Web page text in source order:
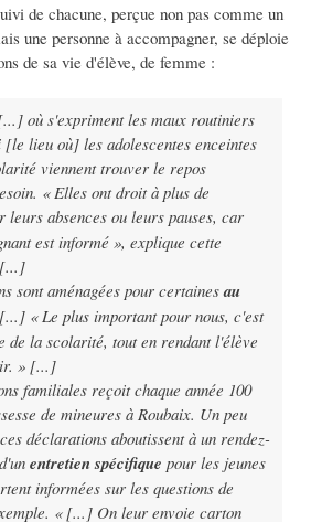
de chacune, perçue non pas comme un
une personne à accompagner, se déploie
de sa vie d'élève, de femme :
où s'expriment les maux routiniers
[le lieu où] les adolescentes enceintes
viennent trouver le repos
« Elles ont droit à plus de
leurs absences ou leurs pauses, car
est informé », explique cette
sont aménagées pour certainesau
[...] « Le plus important pour nous, c'est
de la scolarité, tout en rendant l'élève
» [...]
familiales reçoit chaque année 100
de mineures à Roubaix. Un peu
déclarations aboutissent à un rendez-
entretien spécifique pour les jeunes
informées sur les questions de
« [...] On leur envoie carton